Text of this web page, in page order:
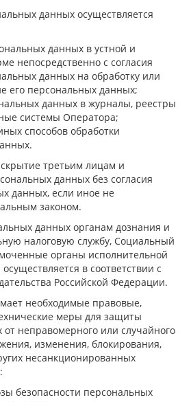
данных осуществляется
данных в устной и
непосредственно с согласия
данных на обработку или
его персональных данных;
данных в журналы, реестры
системы Оператора;
способов обработки
третьим лицам и
данных без согласия
данных, если иное не
законом.
данных органам дознания и
налоговую службу, Социальный
органы исполнительной
в соответствии с
Российской Федерации.
необходимые правовые,
меры для защиты
неправомерного или случайного
изменения, блокирования,
несанкционированных
безопасности персональных